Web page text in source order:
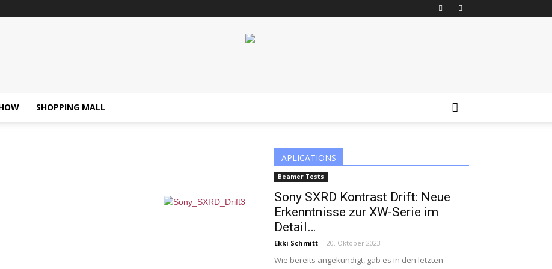
SHOPPING MALL
APLICATIONS
Beamer Tests
Sony SXRD Kontrast Drift: Neue
Erkenntnisse zur XW-Serie im
Detail…
Ekki Schmitt - 20. Oktober 2023
Wie bereits angekündigt, gab es in den letzten